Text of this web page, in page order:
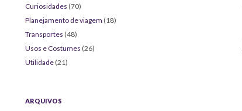
Curiosidades (70)
Planejamento de viagem (18)
Transportes (48)
Usos e Costumes (26)
Utilidade (21)
ARQUIVOS